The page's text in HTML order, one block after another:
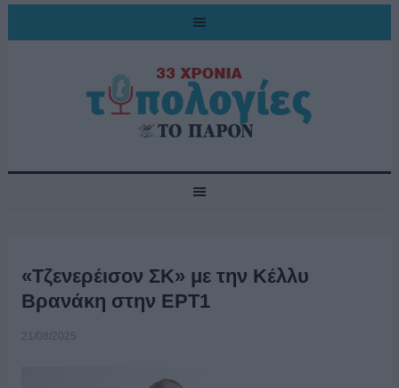
«Τζενερέισον ΣΚ» με την Κέλλυ
Βρανάκη στην ΕΡΤ1
21/08/2025